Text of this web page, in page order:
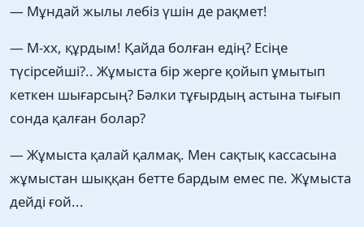
— Мұндай жылы лебіз үшін де рақмет!
— М-хх, құрдым! Қайда болған едің? Есіңе
түсірсейші?.. Жұмыста бір жерге қойып ұмытып
кеткен шығарсың? Бәлки тұғырдың астына тығып
сонда қалған болар?
— Жұмыста қалай қалмақ. Мен сақтық кассасына
жұмыстан шыққан бетте бардым емес пе. Жұмыста
дейді ғой...